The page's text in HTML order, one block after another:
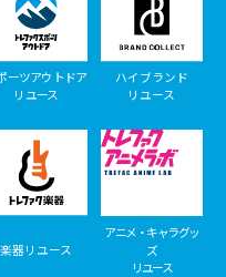
ーツアウトドア
リユース
ハイブランド
リユース
楽器リユース
アニメ・キャラグッ
ズ
リユース